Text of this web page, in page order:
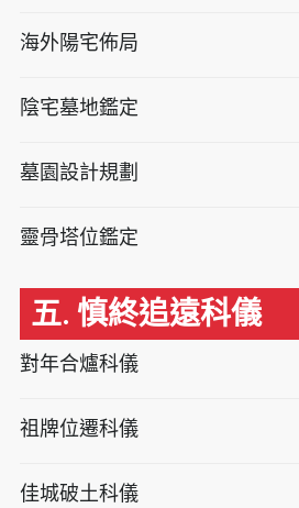
海外陽宅佈局
陰宅墓地鑑定
墓園設計規劃
靈骨塔位鑑定
五. 慎終追遠科儀
對年合爐科儀
祖牌位遷科儀
佳城破土科儀